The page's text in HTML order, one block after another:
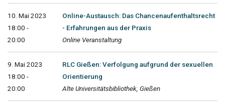
10. Mai 2023
18:00 -
20:00
Online-Austausch: Das Chancenaufenthaltsrecht
- Erfahrungen aus der Praxis
Online Veranstaltung
9. Mai 2023
18:00 -
20:00
RLC Gießen: Verfolgung aufgrund der sexuellen
Orientierung
Alte Universitätsbibliothek, Gießen